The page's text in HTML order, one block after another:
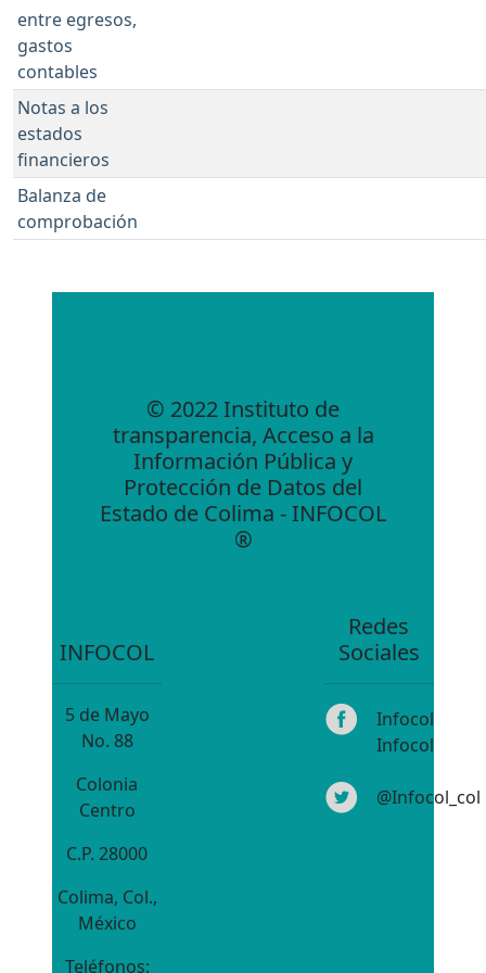
entre egresos,
gastos
contables
Notas a los
estados
financieros
Balanza de
comprobación
© 2022 Instituto de
transparencia, Acceso a la
Información Pública y
Protección de Datos del
Estado de Colima - INFOCOL
®
INFOCOL
5 de Mayo
No. 88
Colonia
Centro
C.P. 28000
Colima, Col.,
México
Teléfonos:
Redes
Sociales
Infocol
Infocol
@Infocol_col